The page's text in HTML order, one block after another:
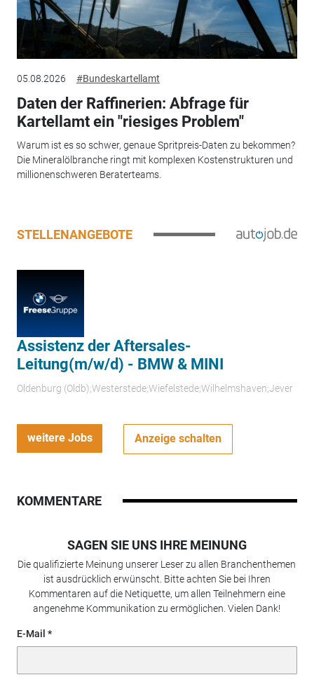
05.08.2026 #Bundeskartellamt
Daten der Raffinerien: Abfrage für
Kartellamt ein "riesiges Problem"
Warum ist es so schwer, genaue Spritpreis-Daten zu bekommen?
Die Mineralölbranche ringt mit komplexen Kostenstrukturen und
millionenschweren Beraterteams.
STELLENANGEBOTE
Assistenz der Aftersales-
Leitung(m/w/d) - BMW & MINI
Oldenburg (Oldb);Westerstede;Wiefelstede;Wilhelmshaven;Jever
weitere Jobs Anzeige schalten
KOMMENTARE
SAGEN SIE UNS IHRE MEINUNG
Die qualifizierte Meinung unserer Leser zu allen Branchenthemen
ist ausdrücklich erwünscht. Bitte achten Sie bei Ihren
Kommentaren auf die Netiquette, um allen Teilnehmern eine
angenehme Kommunikation zu ermöglichen. Vielen Dank!
E-Mail